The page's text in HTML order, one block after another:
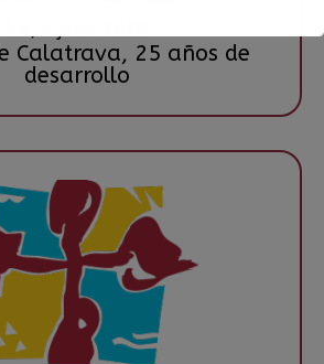
Calatrava, 25 años de
desarrollo